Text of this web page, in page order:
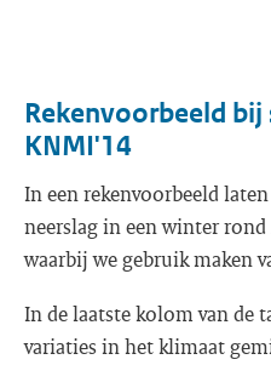
Rekenvoorbeeld bij
KNMI'14
In een rekenvoorbeeld
neerslag in een winter
waarbij we gebruik maken
In de laatste kolom van de
variaties in het klimaat